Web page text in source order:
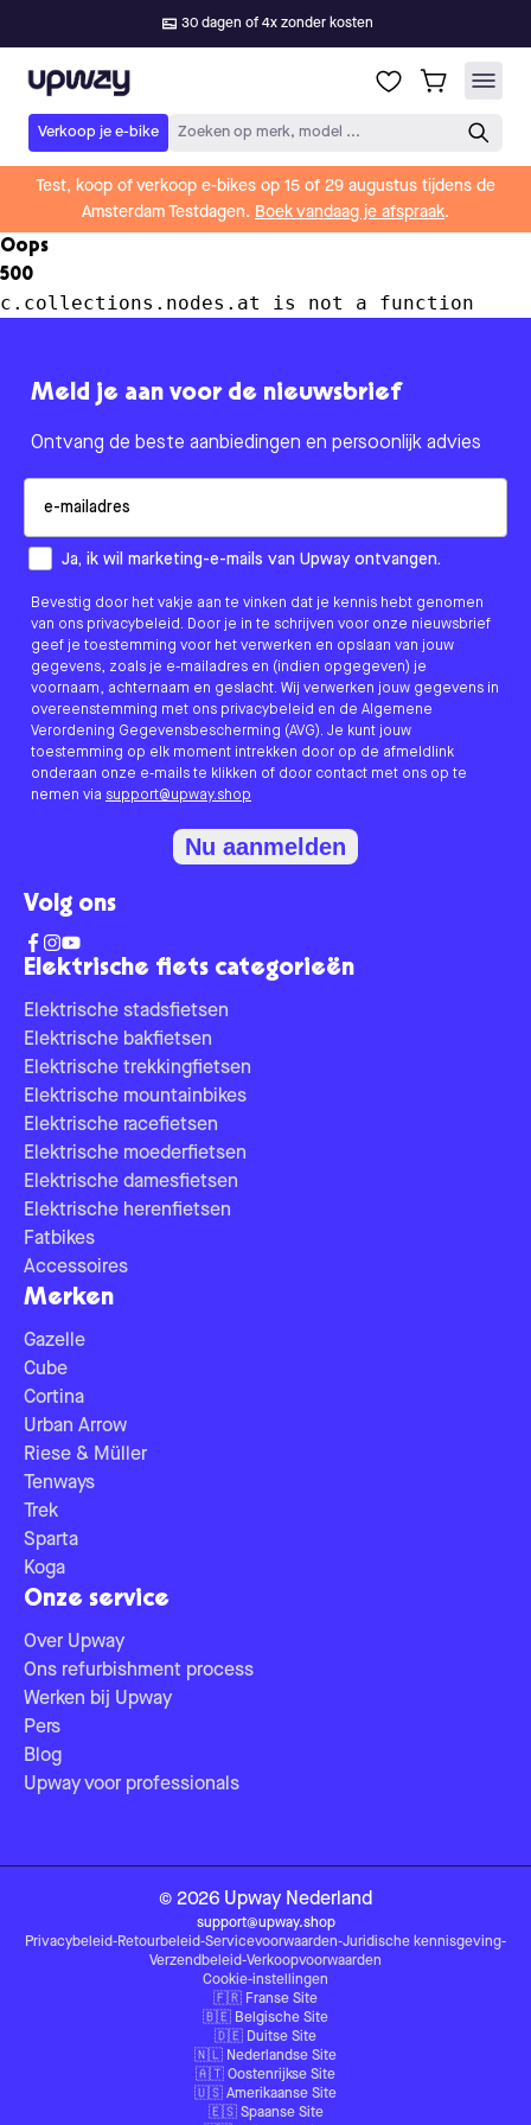
30 dagen of 4x zonder kosten
Upway
Verkoop je e-bike Zoeken op merk, model ...
Test, koop of verkoop e-bikes op 15 of 29 augustus tijdens de
Amsterdam Testdagen. Boek vandaag je afspraak.
Oops
500
c.collections.nodes.at is not a function
Elektrische fiets categorieën
Elektrische stadsfietsen
Elektrische bakfietsen
Elektrische trekkingfietsen
Elektrische mountainbikes
Elektrische racefietsen
Elektrische moederfietsen
Elektrische damesfietsen
Elektrische herenfietsen
Fatbikes
Accessoires
Merken
Gazelle
Cube
Cortina
Urban Arrow
Riese & Müller
Tenways
Trek
Sparta
Koga
Onze service
Over Upway
Ons refurbishment process
Werken bij Upway
Pers
Blog
Upway voor professionals
Meld je aan voor de nieuwsbrief
Ontvang de beste aanbiedingen en persoonlijk advies
How would you like to hear from us?
Ja, ik wil marketing-e-mails van Upway ontvangen.
Bevestig door het vakje aan te vinken dat je kennis hebt genomen
van ons privacybeleid. Door je in te schrijven voor onze nieuwsbrief
geef je toestemming voor het verwerken en opslaan van jouw
gegevens, zoals je e-mailadres en (indien opgegeven) je
voornaam, achternaam en geslacht. Wij verwerken jouw gegevens in
overeenstemming met ons privacybeleid en de Algemene
Verordening Gegevensbescherming (AVG). Je kunt jouw
toestemming op elk moment intrekken door op de afmeldlink
onderaan onze e-mails te klikken of door contact met ons op te
nemen via support@upway.shop
Nu aanmelden
Volg ons
© 2026 Upway Nederland
support@upway.shop
Privacybeleid-Retourbeleid-Servicevoorwaarden-Juridische kennisgeving-
Verzendbeleid-Verkoopvoorwaarden
Cookie-instellingen
🇫🇷 Franse Site
🇧🇪 Belgische Site
🇩🇪 Duitse Site
🇳🇱 Nederlandse Site
🇦🇹 Oostenrijkse Site
🇺🇸 Amerikaanse Site
🇪🇸 Spaanse Site